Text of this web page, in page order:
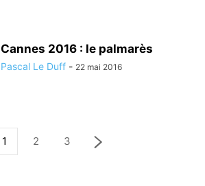
Cannes 2016 : le palmarès
Pascal Le Duff - 22 mai 2016
1 2 3